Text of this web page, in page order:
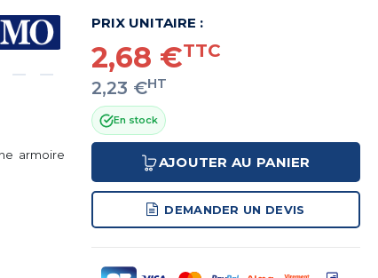
armoire
PRIX UNITAIRE :
2,68 €TTC
2,23 €HT
En stock
AJOUTER AU PANIER
DEMANDER UN DEVIS